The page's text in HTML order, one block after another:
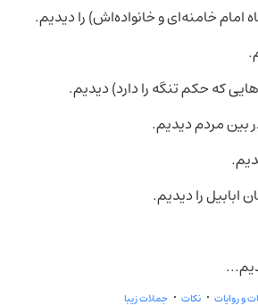
امام خامنه‌ای و خانواده‌اش) را دیدیم.
که حکم تنگه را دارد) دیدیم.
بین مردم دیدیم.
ابابیل را دیدیم.
و روایات نکات جملات زیبا